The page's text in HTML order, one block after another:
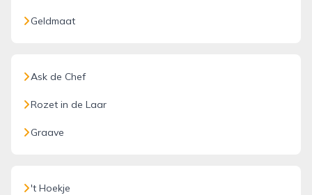
Geldmaat
Ask de Chef
Rozet in de Laar
Graave
't Hoekje